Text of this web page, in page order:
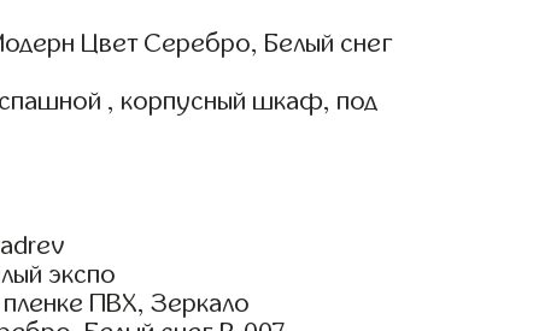
Цвет Серебро, Белый снег
, корпусный шкаф, под
экспо
ПВХ, Зеркало